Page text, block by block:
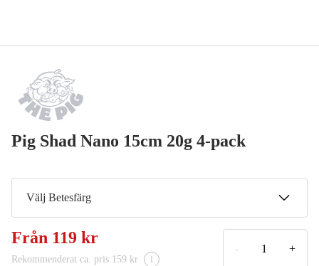
Pig Shad Nano 15cm 20g 4-pack
Välj Betesfärg
Motoroil Ronin
119 kr
Från 119 kr
Rekommenderat ca. pris 159 kr i
- +